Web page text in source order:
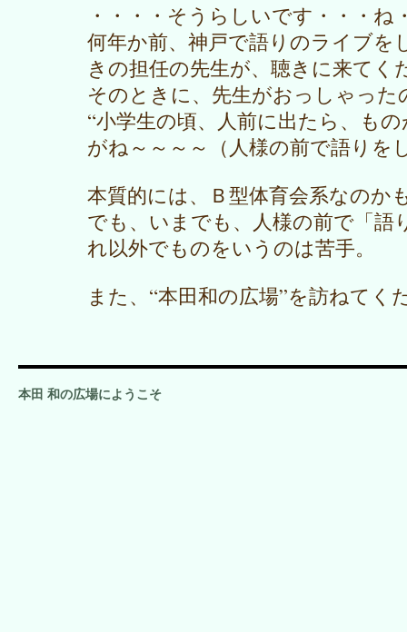
・・・・そうらしいです・・・ね
何年か前、神戸で語りのライブを
きの担任の先生が、聴きに来てく
そのときに、先生がおっしゃった
“小学生の頃、人前に出たら、も
がね～～～～（人様の前で語りを
本質的には、Ｂ型体育会系なのか
でも、いまでも、人様の前で「語
れ以外でものをいうのは苦手。
また、“本田和の広場”を訪ねてく
本田 和の広場にようこそ